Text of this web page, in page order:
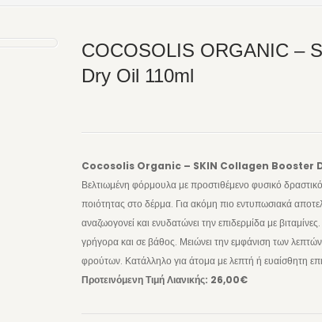
COCOSOLIS ORGANIC –
Dry Oil 110ml
Cocosolis Organic – SKIN Collagen Booster
Βελτιωμένη φόρμουλα με προστιθέμενο φυσικό
ποιότητας στο δέρμα. Για ακόμη πιο εντυπωσιακά
αναζωογονεί και ενυδατώνει την επιδερμίδα με
γρήγορα και σε βάθος. Μειώνει την εμφάνιση των
φρούτων. Κατάλληλο για άτομα με λεπτή ή ευαίσθητη
Προτεινόμενη Τιμή Λιανικής: 26,00€